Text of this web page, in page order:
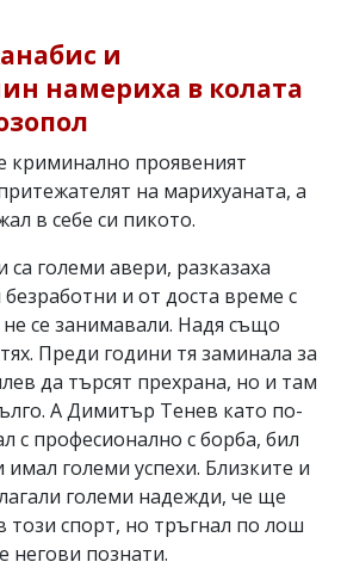
и
намериха в колата
криминално проявеният
на марихуаната, а
в себе си пикото.
големи авери, разказаха
и от доста време с
се занимавали. Надя също
Преди години тя заминала за
да търсят прехрана, но и там
А Димитър Тенев като по-
с професионално с борба, бил
големи успехи. Близките и
големи надежди, че ще
този спорт, но тръгнал по лош
негови познати.